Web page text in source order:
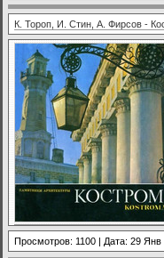
К. Тороп, И. Стин, А. Фирсов -
Просмотров: 1100 | Дата: 29 Янв